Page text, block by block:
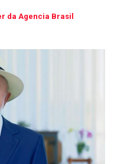
da Agencia Brasil